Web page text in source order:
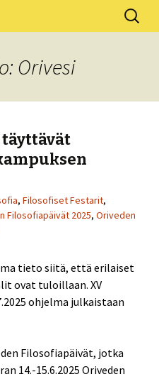
Ikaalisissa
Haku:
Orivesi
, Filosofiset Festarit,
Filosofiapäivät 2025, Oriveden
tieto siitä, että erilaiset
ovat tuloillaan. XV
ohjelma julkaistaan
Filosofiapäivät, jotka
14.-15.6.2025 Oriveden